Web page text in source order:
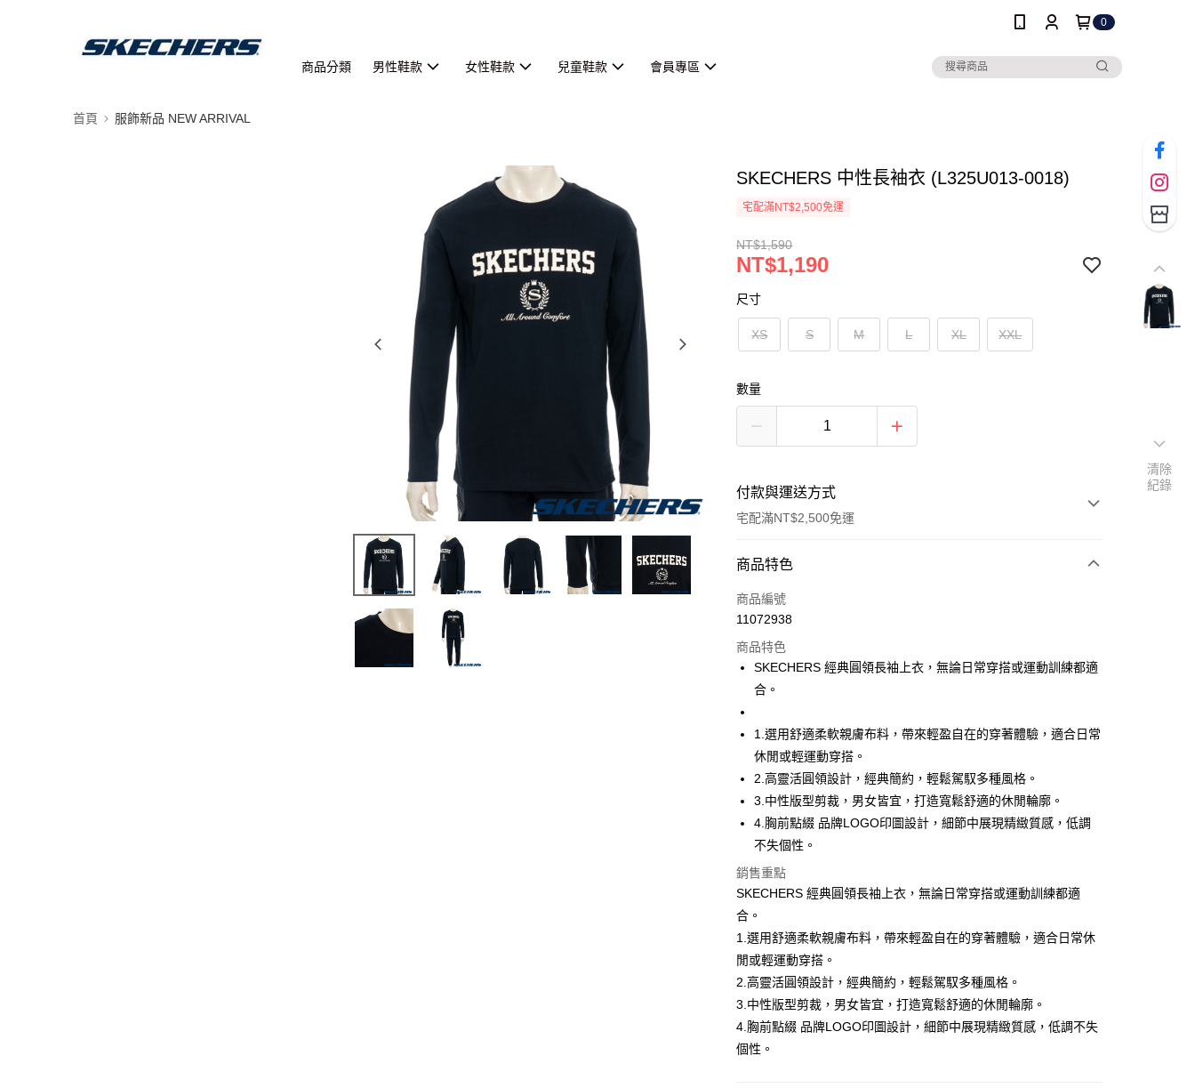
0
商品分類 男性鞋款 女性鞋款 兒童鞋款 會員專區
首頁 服飾新品 NEW ARRIVAL
SKECHERS 中性長袖衣 (L325U013-0018)
宅配滿NT$2,500免運
NT$1,590
NT$1,190
尺寸
XS S M L XL XXL
數量
付款與運送方式
宅配滿NT$2,500免運
付款方式
信用卡一次付款
大哥付你分期
相關說明
1.本服務由台灣大哥大提供，台灣大哥大用戶可立即使用無須另外申請。
2.付款方式選擇「大哥付你分期」，訂單成立後會自動跳轉到大哥付的交易
流程，驗證手機門號後，選擇欲分期的期數、繳款截止日，確認付款後即
完成交易。
3.實際核准額度、可分期數及費用金額請依後續交易確認頁面所載為準。
4.訂單成立30分鐘內，如未前往確認交易或遇審核未通過，訂單將自動取
無法說明評估內容。
【繳款方式說明】
醒簡訊。
2.透過簡訊連結打開帳單後，可選擇「超商條碼／台灣大直營門市／銀行轉
帳／街口支付／iPASS MONEY」等通路繳費。
【注意事項】
1.本服務係由「台灣大哥大股份有限公司」（以下簡稱本公司）所提供，讓
款買賣價金債權讓與本公司後，依約使用本公司帳單繳交帳款。
2.基於同意付款使用「大哥付你分期」之契約關係目的，商店將以您的個人
資料（包含姓名、電話或地址）提供予台灣大哥大進項蒐集、處理及利
用，由本公司與您本人進行分期帳單所需資料之確認、核對及更正。
3.完整用戶服務條款，請詳閱以下連結：
ATM付款
運送方式
宅配
每筆NT$100，滿NT$2,500(含以上)免運費
商品特色
商品編號
11072938
商品特色
SKECHERS 經典圓領長袖上衣，無論日常穿搭或運動訓練都適
合。
1.選用舒適柔軟親膚布料，帶來輕盈自在的穿著體驗，適合日常
休閒或輕運動穿搭。
2.高靈活圓領設計，經典簡約，輕鬆駕馭多種風格。
3.中性版型剪裁，男女皆宜，打造寬鬆舒適的休閒輪廓。
4.胸前點綴 品牌LOGO印圖設計，細節中展現精緻質感，低調
不失個性。
銷售重點
SKECHERS 經典圓領長袖上衣，無論日常穿搭或運動訓練都適
合。
1.選用舒適柔軟親膚布料，帶來輕盈自在的穿著體驗，適合日常休
閒或輕運動穿搭。
2.高靈活圓領設計，經典簡約，輕鬆駕馭多種風格。
3.中性版型剪裁，男女皆宜，打造寬鬆舒適的休閒輪廓。
4.胸前點綴 品牌LOGO印圖設計，細節中展現精緻質感，低調不失
個性。
清除
紀錄